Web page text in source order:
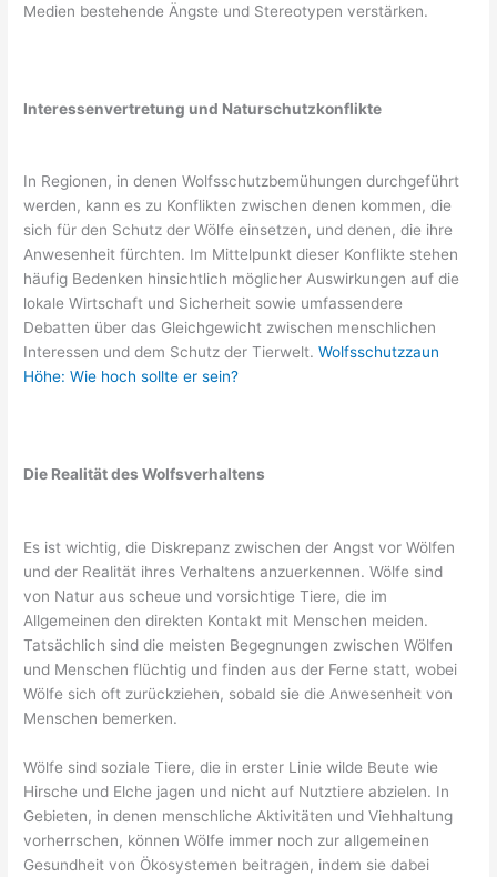
Medien bestehende Ängste und Stereotypen verstärken.
Interessenvertretung und Naturschutzkonflikte
In Regionen, in denen Wolfsschutzbemühungen durchgeführt
werden, kann es zu Konflikten zwischen denen kommen, die
sich für den Schutz der Wölfe einsetzen, und denen, die ihre
Anwesenheit fürchten. Im Mittelpunkt dieser Konflikte stehen
häufig Bedenken hinsichtlich möglicher Auswirkungen auf die
lokale Wirtschaft und Sicherheit sowie umfassendere
Debatten über das Gleichgewicht zwischen menschlichen
Interessen und dem Schutz der Tierwelt.Wolfsschutzzaun
Höhe: Wie hoch sollte er sein?
Die Realität des Wolfsverhaltens
Es ist wichtig, die Diskrepanz zwischen der Angst vor Wölfen
und der Realität ihres Verhaltens anzuerkennen. Wölfe sind
von Natur aus scheue und vorsichtige Tiere, die im
Allgemeinen den direkten Kontakt mit Menschen meiden.
Tatsächlich sind die meisten Begegnungen zwischen Wölfen
und Menschen flüchtig und finden aus der Ferne statt, wobei
Wölfe sich oft zurückziehen, sobald sie die Anwesenheit von
Menschen bemerken.
Wölfe sind soziale Tiere, die in erster Linie wilde Beute wie
Hirsche und Elche jagen und nicht auf Nutztiere abzielen. In
Gebieten, in denen menschliche Aktivitäten und Viehhaltung
vorherrschen, können Wölfe immer noch zur allgemeinen
Gesundheit von Ökosystemen beitragen, indem sie dabei